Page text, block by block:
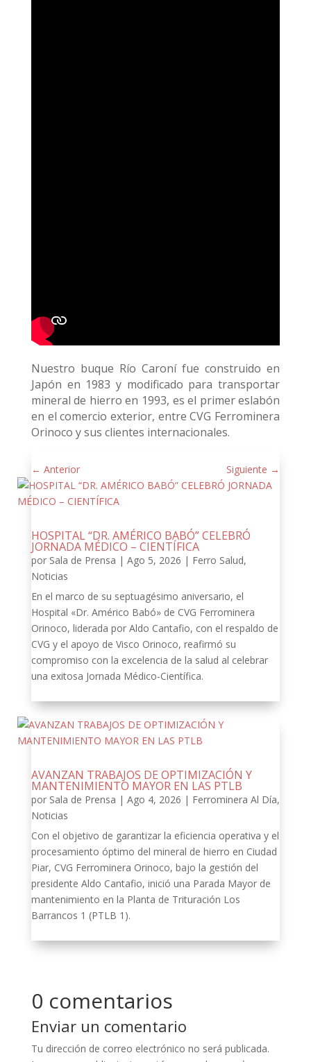
Nuestro buque Río Caroní fue construido en
Japón en 1983 y modificado para transportar
mineral de hierro en 1993, es el primer eslabón
en el comercio exterior, entre CVG Ferrominera
Orinoco y sus clientes internacionales.
← Anterior Siguiente →
HOSPITAL “DR. AMÉRICO BABÓ” CELEBRÓ
JORNADA MÉDICO – CIENTÍFICA
por Sala de Prensa | Ago 5, 2026 | Ferro Salud,
Noticias
En el marco de su septuagésimo aniversario, el
Hospital «Dr. Américo Babó» de CVG Ferrominera
Orinoco, liderada por Aldo Cantafio, con el respaldo de
CVG y el apoyo de Visco Orinoco, reafirmó su
compromiso con la excelencia de la salud al celebrar
una exitosa Jornada Médico-Científica.
AVANZAN TRABAJOS DE OPTIMIZACIÓN Y
MANTENIMIENTO MAYOR EN LAS PTLB
por Sala de Prensa | Ago 4, 2026 | Ferrominera Al Día,
Noticias
Con el objetivo de garantizar la eficiencia operativa y el
procesamiento óptimo del mineral de hierro en Ciudad
Piar, CVG Ferrominera Orinoco, bajo la gestión del
presidente Aldo Cantafio, inició una Parada Mayor de
mantenimiento en la Planta de Trituración Los
Barrancos 1 (PTLB 1).
0 comentarios
Enviar un comentario
Tu dirección de correo electrónico no será publicada.